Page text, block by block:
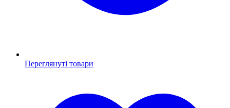
Переглянуті товари